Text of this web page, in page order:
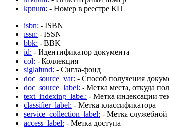
kpnum: - Номер в реестре КП
isbn: - ISBN
issn: - ISSN
bbk: - BBK
id: - Идентификатор документа
col: - Коллекция
siglafund: - Сигла-фонд
doc_source_var: - Способ получения
doc_source_label: - Метка места, откуда
text_indexing_label: - Метка индексации
classifier_label: - Метка классификатора
service_collection_label: - Метка служебной
access_label: - Метка доступа